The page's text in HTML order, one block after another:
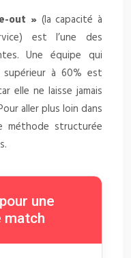
out »(la capacité à
est l’une des
Une équipe qui
à 60% est
elle ne laisse jamais
aller plus loin dans
méthode structurée
une
match